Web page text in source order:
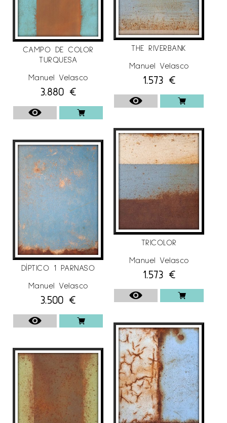
Per a més informació de l’artistaManuel
Velasco
Espai Cavallers Gallery
CAMPO DE COLOR
TURQUESA
Manuel Velasco
3.880 €
DÍPTICO 1 PARNASO
Manuel Velasco
3.500 €
THE RIVERBANK
Manuel Velasco
1.573 €
TRICOLOR
Manuel Velasco
1.573 €